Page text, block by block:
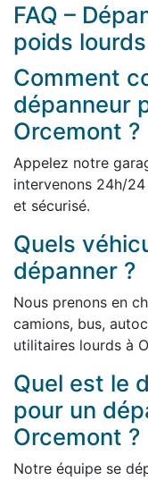
FAQ –
poids
Comment
dépanneur
Orcemont ?
Appelez notre
intervenons 24h/
et sécurisé.
Quels
dépanner ?
Nous prenons en
camions, bus,
utilitaires lourds à
Quel est le
pour un
Orcemont ?
Notre équipe se